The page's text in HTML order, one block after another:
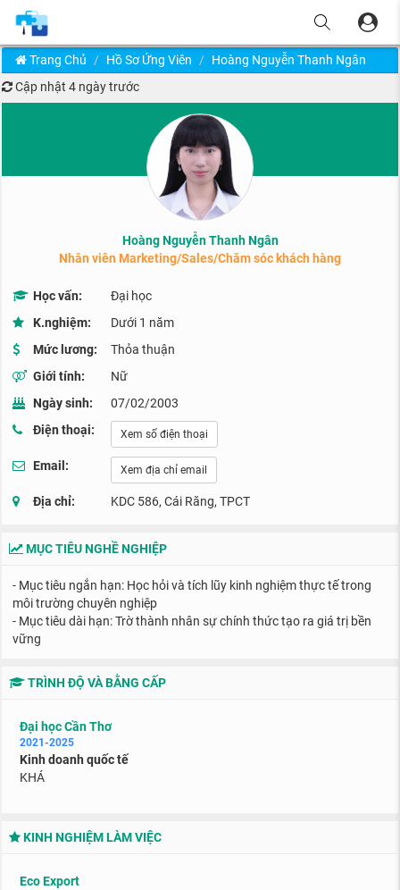
Trang Chủ Hồ Sơ Ứng Viên
Hoàng Nguyễn Thanh Ngân
Cập nhật 4 ngày trước
Hoàng Nguyễn Thanh Ngân
Nhân viên Marketing/Sales/Chăm sóc khách hàng
Học vấn:
Đại học
K.nghiệm:
Dưới 1 năm
Mức lương:
Thỏa thuận
Giới tính:
Nữ
Ngày sinh:
07/02/2003
Điện thoại:
Xem số điện thoại
Email: Xem địa chỉ email
Địa chỉ: KDC 586, Cái Răng, TPCT
MỤC TIÊU NGHỀ NGHIỆP
- Mục tiêu ngắn hạn: Học hỏi và tích lũy kinh nghiệm thực tế trong
môi trường chuyên nghiệp
- Mục tiêu dài hạn: Trờ thành nhân sự chính thức tạo ra giá trị bền
vững
TRÌNH ĐỘ VÀ BẰNG CẤP
Đại học Cần Thơ
2021-2025
Kinh doanh quốc tế
KHÁ
KINH NGHIỆM LÀM VIỆC
Eco Export